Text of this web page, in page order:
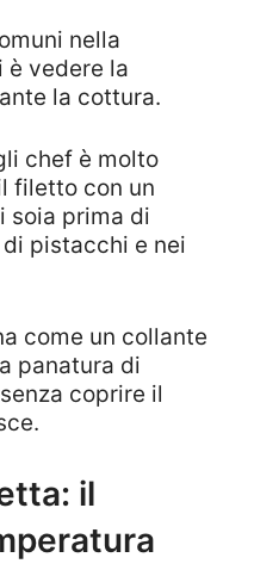
nella
è vedere la
la cottura.
chef è molto
filetto con un
soia prima di
pistacchi e nei
come un collante
panatura di
coprire il
il